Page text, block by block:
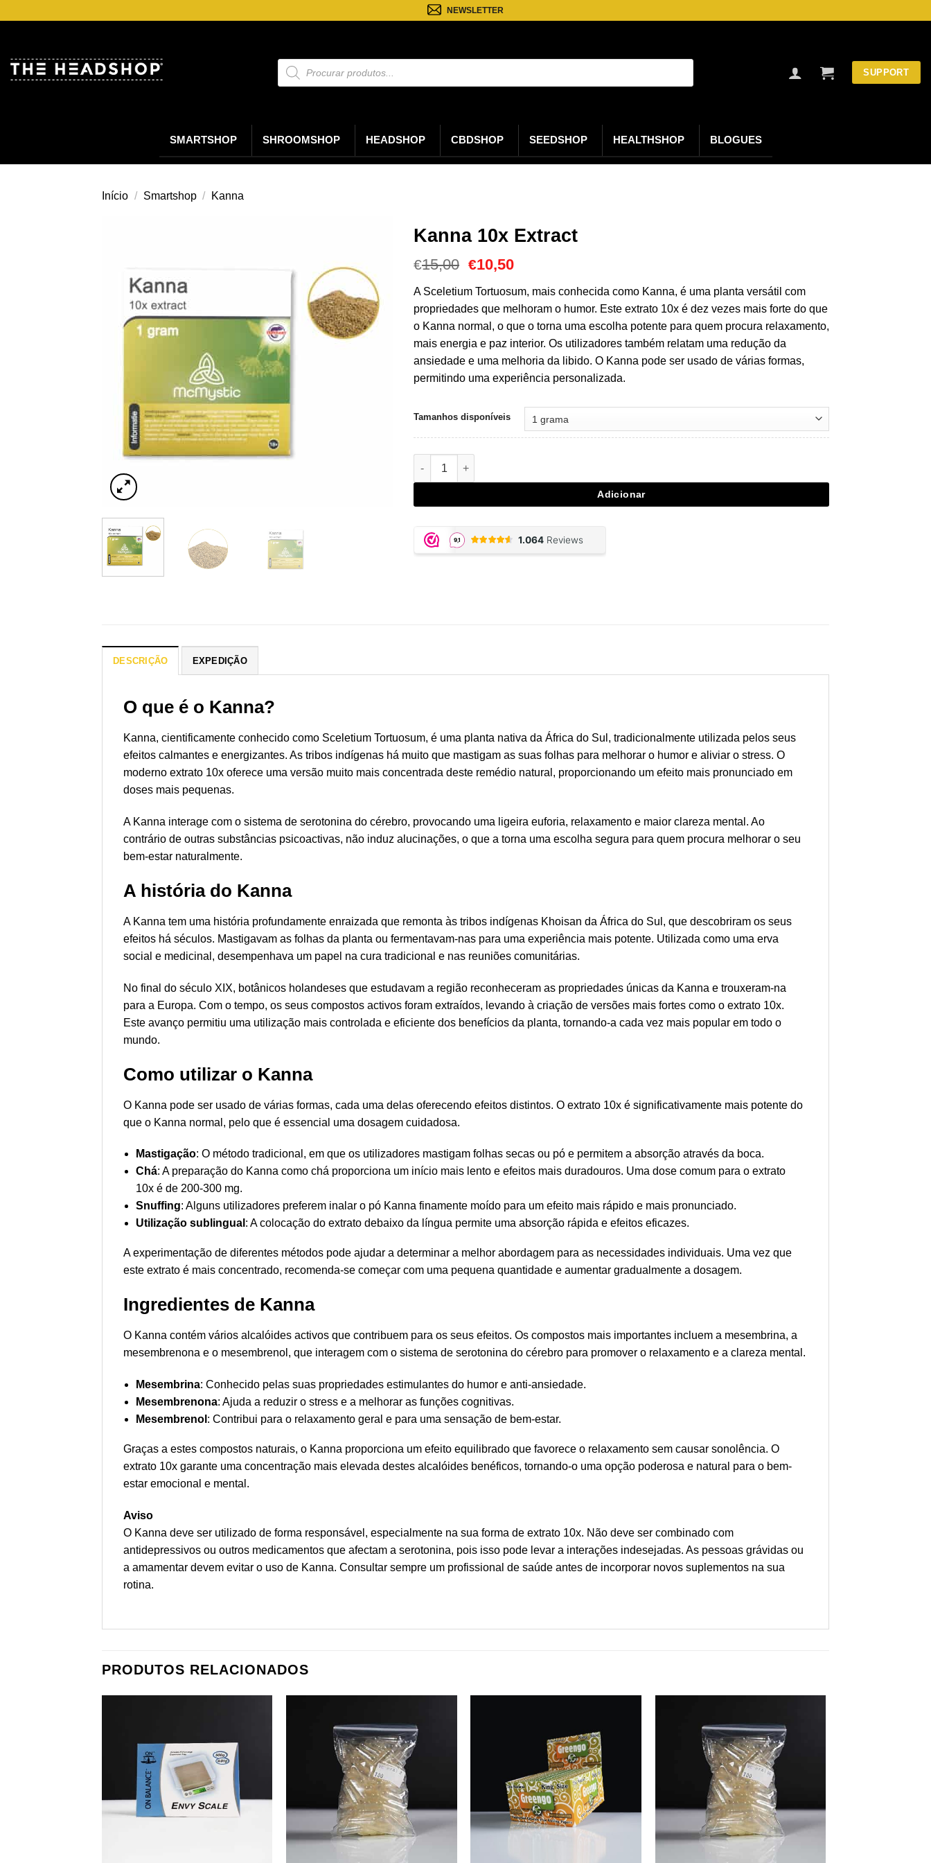
conteúdo
NEWSLETTER
Pesquisa
de
produtos
SUPPORT
SMARTSHOP SHROOMSHOP HEADSHOP CBDSHOP SEEDSHOP HEALTHSHOP BLOGUES
Início / Smartshop / Kanna
Kanna 10x Extract
€15,00 O
original
era:
€15,00.
€10,50O
atual
é:
€10,50.
A Sceletium Tortuosum, mais conhecida como Kanna, é uma planta versátil com
propriedades que melhoram o humor. Este extrato 10x é dez vezes mais forte do que
o Kanna normal, o que o torna uma escolha potente para quem procura relaxamento,
mais energia e paz interior. Os utilizadores também relatam uma redução da
ansiedade e uma melhoria da libido. O Kanna pode ser usado de várias formas,
permitindo uma experiência personalizada.
Tamanhos disponíveis
Quantidade de Kanna 10x Extract
Adicionar
DESCRIÇÃO EXPEDIÇÃO
O que é o Kanna?
Kanna, cientificamente conhecido como Sceletium Tortuosum, é uma planta nativa da África do Sul, tradicionalmente utilizada pelos seus
efeitos calmantes e energizantes. As tribos indígenas há muito que mastigam as suas folhas para melhorar o humor e aliviar o stress. O
moderno extrato 10x oferece uma versão muito mais concentrada deste remédio natural, proporcionando um efeito mais pronunciado em
doses mais pequenas.
A Kanna interage com o sistema de serotonina do cérebro, provocando uma ligeira euforia, relaxamento e maior clareza mental. Ao
contrário de outras substâncias psicoactivas, não induz alucinações, o que a torna uma escolha segura para quem procura melhorar o seu
bem-estar naturalmente.
A história do Kanna
A Kanna tem uma história profundamente enraizada que remonta às tribos indígenas Khoisan da África do Sul, que descobriram os seus
efeitos há séculos. Mastigavam as folhas da planta ou fermentavam-nas para uma experiência mais potente. Utilizada como uma erva
social e medicinal, desempenhava um papel na cura tradicional e nas reuniões comunitárias.
No final do século XIX, botânicos holandeses que estudavam a região reconheceram as propriedades únicas da Kanna e trouxeram-na
para a Europa. Com o tempo, os seus compostos activos foram extraídos, levando à criação de versões mais fortes como o extrato 10x.
Este avanço permitiu uma utilização mais controlada e eficiente dos benefícios da planta, tornando-a cada vez mais popular em todo o
mundo.
Como utilizar o Kanna
O Kanna pode ser usado de várias formas, cada uma delas oferecendo efeitos distintos. O extrato 10x é significativamente mais potente do
que o Kanna normal, pelo que é essencial uma dosagem cuidadosa.
Mastigação: O método tradicional, em que os utilizadores mastigam folhas secas ou pó e permitem a absorção através da boca.
Chá: A preparação do Kanna como chá proporciona um início mais lento e efeitos mais duradouros. Uma dose comum para o extrato
10x é de 200-300 mg.
Snuffing: Alguns utilizadores preferem inalar o pó Kanna finamente moído para um efeito mais rápido e mais pronunciado.
Utilização sublingual : A colocação do extrato debaixo da língua permite uma absorção rápida e efeitos eficazes.
A experimentação de diferentes métodos pode ajudar a determinar a melhor abordagem para as necessidades individuais. Uma vez que
este extrato é mais concentrado, recomenda-se começar com uma pequena quantidade e aumentar gradualmente a dosagem.
Ingredientes de Kanna
O Kanna contém vários alcalóides activos que contribuem para os seus efeitos. Os compostos mais importantes incluem a mesembrina, a
mesembrenona e o mesembrenol, que interagem com o sistema de serotonina do cérebro para promover o relaxamento e a clareza mental.
Mesembrina: Conhecido pelas suas propriedades estimulantes do humor e anti-ansiedade.
Mesembrenona: Ajuda a reduzir o stress e a melhorar as funções cognitivas.
Mesembrenol : Contribui para o relaxamento geral e para uma sensação de bem-estar.
Graças a estes compostos naturais, o Kanna proporciona um efeito equilibrado que favorece o relaxamento sem causar sonolência. O
extrato 10x garante uma concentração mais elevada destes alcalóides benéficos, tornando-o uma opção poderosa e natural para o bem-
estar emocional e mental.
Aviso
O Kanna deve ser utilizado de forma responsável, especialmente na sua forma de extrato 10x. Não deve ser combinado com
antidepressivos ou outros medicamentos que afectam a serotonina, pois isso pode levar a interações indesejadas. As pessoas grávidas ou
a amamentar devem evitar o uso de Kanna. Consultar sempre um profissional de saúde antes de incorporar novos suplementos na sua
rotina.
PRODUTOS RELACIONADOS